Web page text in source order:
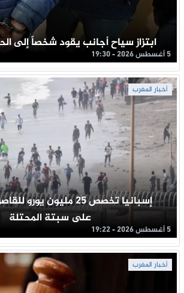
ابتزاز سياح أجانب يقود شخصاً إلى
5 أغسطس 2026 - 19:30
أخبار المغرب
إسبانيا تخصص 25 مليون
على سبتة المحتلة
5 أغسطس 2026 - 19:22
أخبار المغرب